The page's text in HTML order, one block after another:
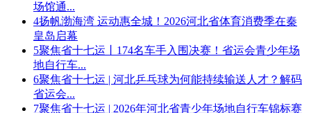
场馆通...
4扬帆渤海湾 运动惠全城！2026河北省体育消费季在秦
皇岛启幕
5聚焦省十七运丨174名车手入围决赛！省运会青少年场
地自行车...
6聚焦省十七运 | 河北乒乓球为何能持续输送人才？解码
省运会...
7聚焦省十七运 | 2026年河北省青少年场地自行车锦标赛